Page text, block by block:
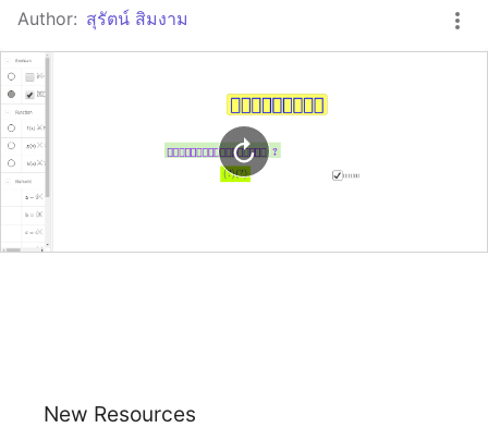
Author: สุรัตน์ สิมงาม
New Resources